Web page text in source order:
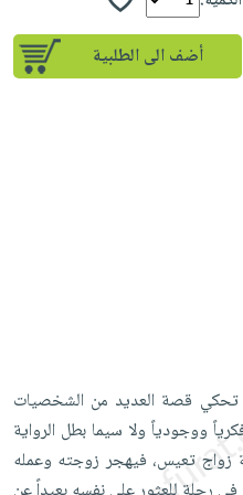
أضف الى الطلبية
تحكي قصة العديد من الشخصيات
ووجودياً ولا سيما بطل الرواية
زواج تعيس، فيهجر زوجته وعمله